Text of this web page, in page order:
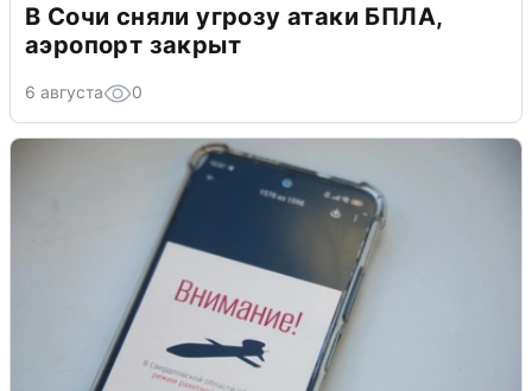
В Сочи сняли угрозу атаки БПЛА,
аэропорт закрыт
6 августа 0